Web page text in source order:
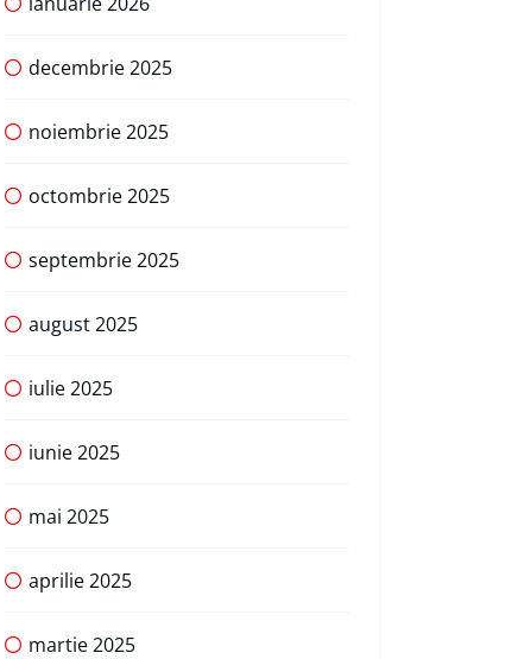
decembrie 2025
noiembrie 2025
octombrie 2025
septembrie 2025
august 2025
iulie 2025
iunie 2025
mai 2025
aprilie 2025
martie 2025